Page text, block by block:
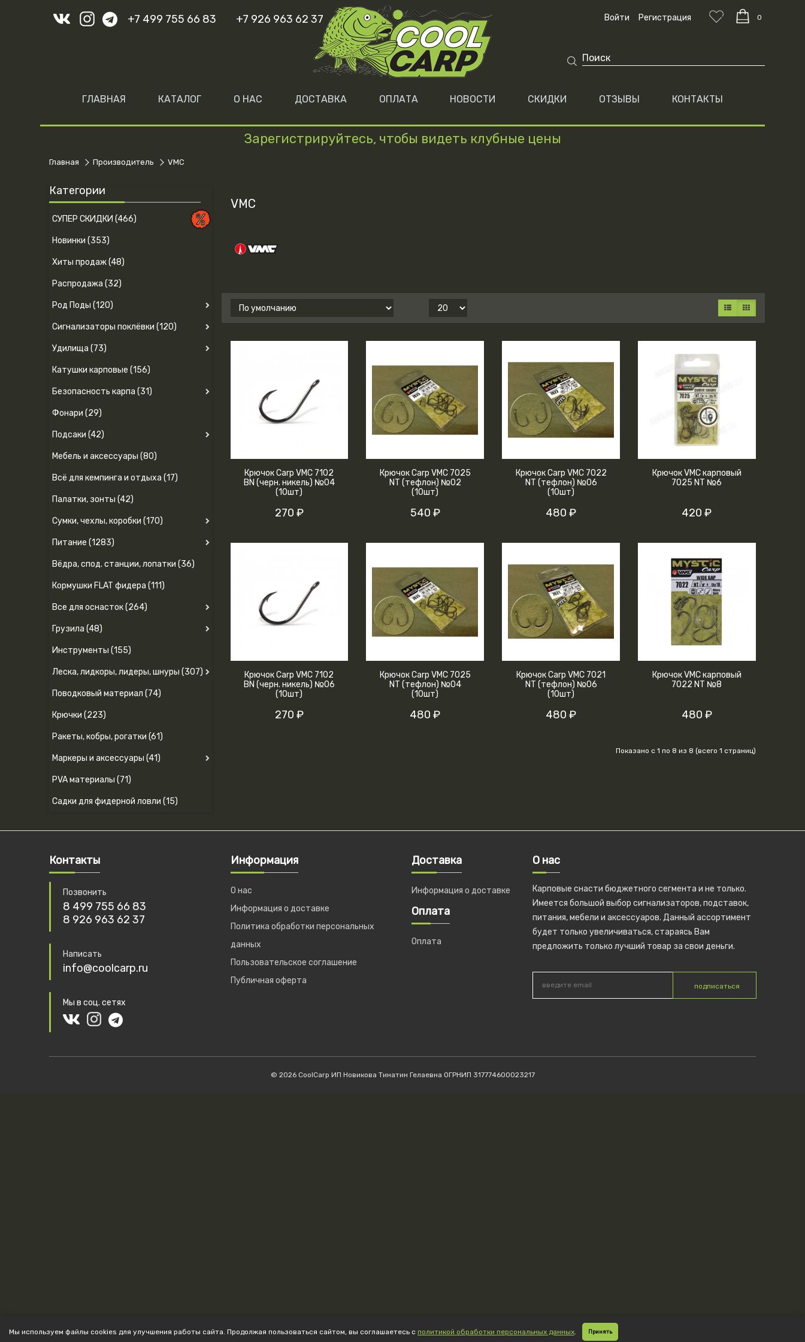
+7 499 755 66 83 +7 926 963 62 37 Войти Регистрация 0
ГЛАВНАЯ КАТАЛОГ О НАС ДОСТАВКА ОПЛАТА НОВОСТИ СКИДКИ ОТЗЫВЫ КОНТАКТЫ
Зарегистрируйтесь, чтобы видеть клубные цены
Главная Производитель VMC
Категории
СУПЕР СКИДКИ (466)
Новинки (353)
Хиты продаж (48)
Распродажа (32)
Род Поды (120)
Сигнализаторы поклёвки (120)
Удилища (73)
Катушки карповые (156)
Безопасность карпа (31)
Фонари (29)
Подсаки (42)
Мебель и аксессуары (80)
Всё для кемпинга и отдыха (17)
Палатки, зонты (42)
Сумки, чехлы, коробки (170)
Питание (1283)
Вёдра, спод. станции, лопатки (36)
Кормушки FLAT фидера (111)
Все для оснасток (264)
Грузила (48)
Инструменты (155)
Леска, лидкоры, лидеры, шнуры (307)
Поводковый материал (74)
Крючки (223)
Ракеты, кобры, рогатки (61)
Маркеры и аксессуары (41)
PVA материалы (71)
Садки для фидерной ловли (15)
VMC
Крючок Carp VMC 7102
BN (черн. никель) №04
(10шт)
270 ₽
Крючок Carp VMC 7025
NT (тефлон) №02
(10шт)
540 ₽
Крючок Carp VMC 7022
NT (тефлон) №06
(10шт)
480 ₽
Крючок VMC карповый
7025 NT №6
420 ₽
Крючок Carp VMC 7102
BN (черн. никель) №06
(10шт)
270 ₽
Крючок Carp VMC 7025
NT (тефлон) №04
(10шт)
480 ₽
Крючок Carp VMC 7021
NT (тефлон) №06
(10шт)
480 ₽
Крючок VMC карповый
7022 NT №8
480 ₽
Показано с 1 по 8 из 8 (всего 1 страниц)
Контакты
Позвонить
8 499 755 66 83
8 926 963 62 37
Написать
info@coolcarp.ru
Мы в соц. сетях
Информация
О нас
Информация о доставке
Политика обработки персональных
данных
Пользовательское соглашение
Публичная оферта
Доставка
Информация о доставке
Оплата
Оплата
О нас
Карповые снасти бюджетного сегмента и не только.
Имеется большой выбор сигнализаторов, подставок,
питания, мебели и аксессуаров. Данный ассортимент
будет только увеличиваться, стараясь Вам
предложить только лучший товар за свои деньги.
подписаться
© 2026 CoolCarp ИП Новикова Тинатин Гелаевна ОГРНИП 317774600023217
Мы используем файлы cookies для улучшения работы сайта. Продолжая пользоваться сайтом, вы соглашаетесь с политикой обработки персональных данных. Принять